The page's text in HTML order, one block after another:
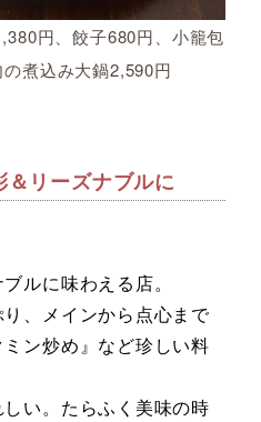
円、餃子680円、小籠包
煮込み大鍋2,590円
リーズナブルに
ルに味わえる店。
、メインから点心まで
ン炒め』など珍しい料
い。たらふく美味の時